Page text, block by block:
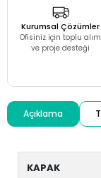
Kurumsal Çözümler
Ofisiniz için toplu alım
ve proje desteği
Açıklama
KAPAK